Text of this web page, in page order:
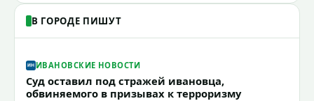
В ГОРОДЕ ПИШУТ
ИВАНОВСКИЕ НОВОСТИ
Суд оставил под стражей ивановца,
обвиняемого в призывах к терроризму